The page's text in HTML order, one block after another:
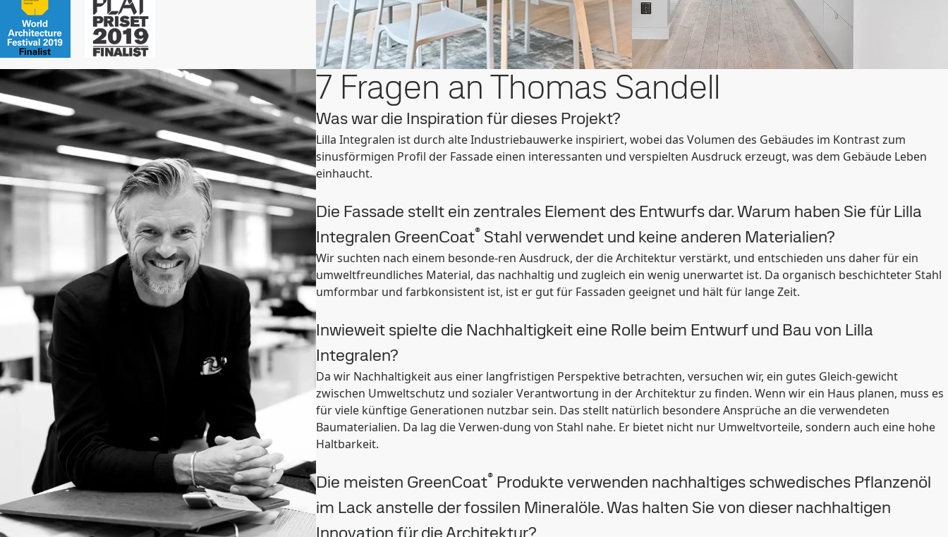
7 Fragen an Thomas Sandell
Was war die Inspiration für dieses Projekt?
Lilla Integralen ist durch alte Industriebauwerke inspiriert, wobei das Volumen des Gebäudes im Kontrast zum
sinusförmigen Profil der Fassade einen interessanten und verspielten Ausdruck erzeugt, was dem Gebäude Leben
einhaucht.
Die Fassade stellt ein zentrales Element des Entwurfs dar. Warum haben Sie für Lilla
Integralen GreenCoat® Stahl verwendet und keine anderen Materialien?
Wir suchten nach einem besonde-ren Ausdruck, der die Architektur verstärkt, und entschieden uns daher für ein
umweltfreundliches Material, das nachhaltig und zugleich ein wenig unerwartet ist. Da organisch beschichteter Stahl
umformbar und farbkonsistent ist, ist er gut für Fassaden geeignet und hält für lange Zeit.
Inwieweit spielte die Nachhaltigkeit eine Rolle beim Entwurf und Bau von Lilla
Integralen?
Da wir Nachhaltigkeit aus einer langfristigen Perspektive betrachten, versuchen wir, ein gutes Gleich-gewicht
zwischen Umweltschutz und sozialer Verantwortung in der Architektur zu finden. Wenn wir ein Haus planen, muss es
für viele künftige Generationen nutzbar sein. Das stellt natürlich besondere Ansprüche an die verwendeten
Baumaterialien. Da lag die Verwen-dung von Stahl nahe. Er bietet nicht nur Umweltvorteile, sondern auch eine hohe
Haltbarkeit.
Die meisten GreenCoat® Produkte verwenden nachhaltiges schwedisches Pflanzenöl
im Lack anstelle der fossilen Mineral­öle. Was halten Sie von dieser nachhaltigen
Innovation für die Architektur?